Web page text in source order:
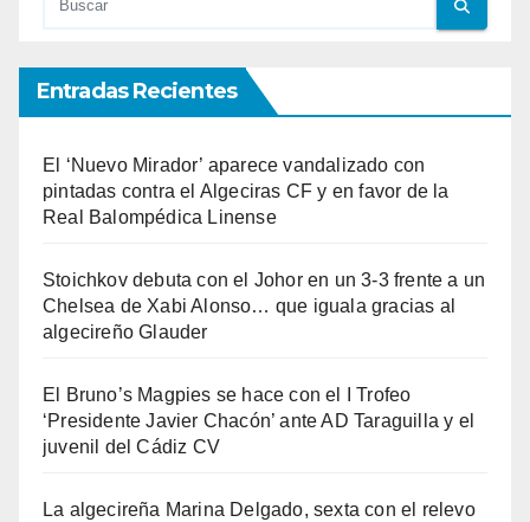
Entradas Recientes
El ‘Nuevo Mirador’ aparece vandalizado con
pintadas contra el Algeciras CF y en favor de la
Real Balompédica Linense
Stoichkov debuta con el Johor en un 3-3 frente a un
Chelsea de Xabi Alonso… que iguala gracias al
algecireño Glauder
El Bruno’s Magpies se hace con el I Trofeo
‘Presidente Javier Chacón’ ante AD Taraguilla y el
juvenil del Cádiz CV
La algecireña Marina Delgado, sexta con el relevo